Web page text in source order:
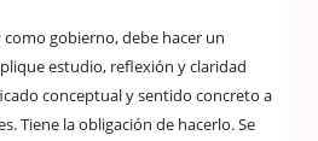
gobierno, debe hacer un
estudio, reflexión y claridad
conceptual y sentido concreto a
Tiene la obligación de hacerlo. Se